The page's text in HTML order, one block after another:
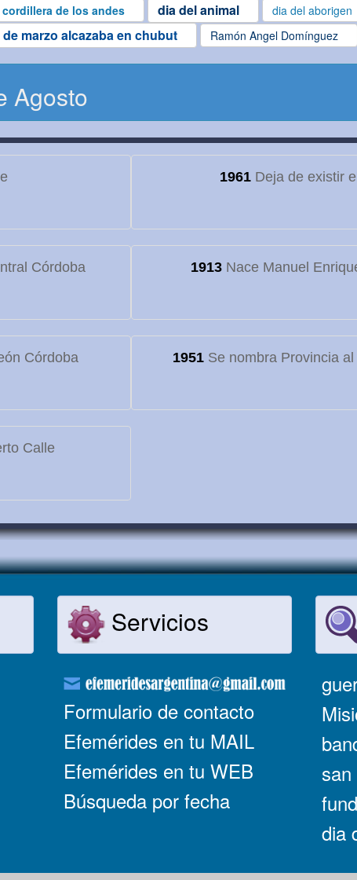
de los andes dia del animal dia del aborigen
de marzo alcazaba en chubut Ramón Angel Domínguez
Agosto
1961Deja de existir
Córdoba 1913Nace Manuel
Córdoba 1951 Se nombra Provincia
Calle
Servicios
Formulario de contacto
Efemérides en tu MAIL
Efemérides en tu WEB
Búsqueda por fecha
dia